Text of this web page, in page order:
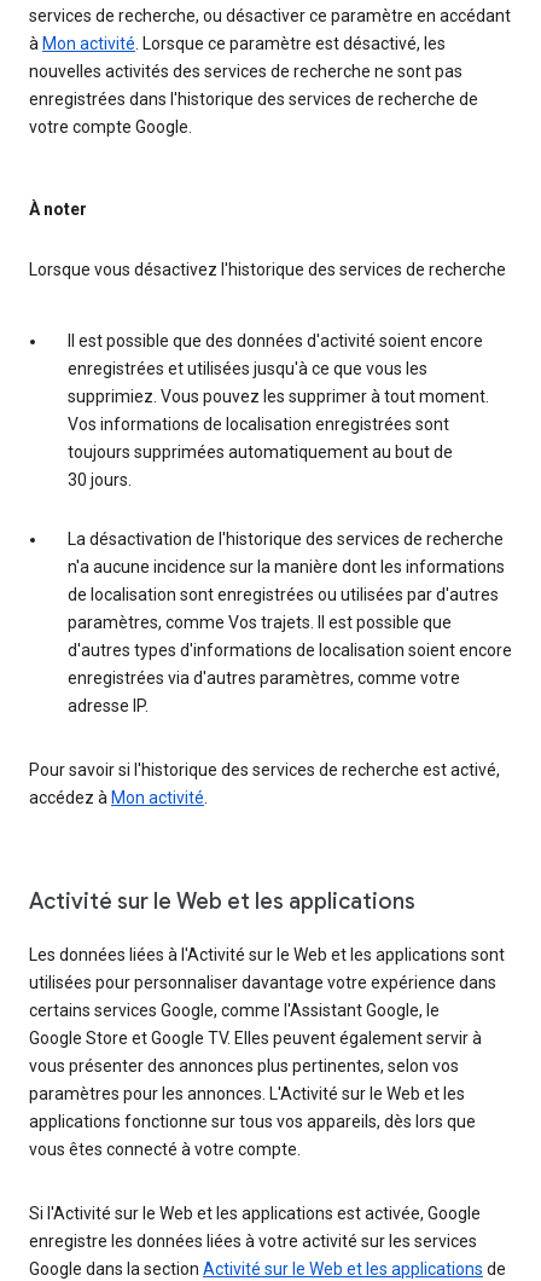
services de recherche, ou désactiver ce paramètre en accédant
à Mon activité. Lorsque ce paramètre est désactivé, les
nouvelles activités des services de recherche ne sont pas
enregistrées dans l'historique des services de recherche de
votre compte Google.
À noter
Lorsque vous désactivez l'historique des services de recherche
Il est possible que des données d'activité soient encore
enregistrées et utilisées jusqu'à ce que vous les
supprimiez. Vous pouvez les supprimer à tout moment.
Vos informations de localisation enregistrées sont
toujours supprimées automatiquement au bout de
30 jours.
La désactivation de l'historique des services de recherche
n'a aucune incidence sur la manière dont les informations
de localisation sont enregistrées ou utilisées par d'autres
paramètres, comme Vos trajets. Il est possible que
d'autres types d'informations de localisation soient encore
enregistrées via d'autres paramètres, comme votre
adresse IP.
Pour savoir si l'historique des services de recherche est activé,
accédez à Mon activité.
Activité sur le Web et les applications
Les données liées à l'Activité sur le Web et les applications sont
utilisées pour personnaliser davantage votre expérience dans
certains services Google, comme l'Assistant Google, le
Google Store et Google TV. Elles peuvent également servir à
vous présenter des annonces plus pertinentes, selon vos
paramètres pour les annonces. L'Activité sur le Web et les
applications fonctionne sur tous vos appareils, dès lors que
vous êtes connecté à votre compte.
Si l'Activité sur le Web et les applications est activée, Google
enregistre les données liées à votre activité sur les services
Google dans la section Activité sur le Web et les applications de